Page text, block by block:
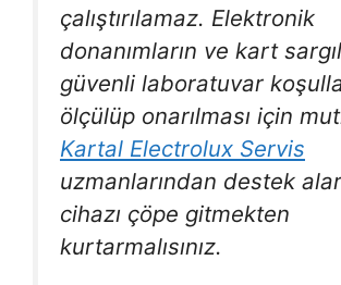
çalıştırılamaz. Elektronik
donanımların ve kart
güvenli laboratuvar
ölçülüp onarılması için
Kartal Electrolux Servis
uzmanlarından destek
cihazı çöpe gitmekten
kurtarmalısınız.